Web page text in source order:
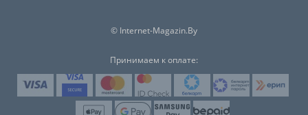
© Internet-Magazin.By
Принимаем к оплате: